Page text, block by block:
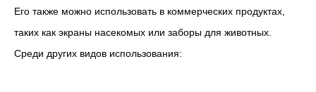
Его также можно использовать в коммерческих продуктах,
таких как экраны насекомых или заборы для животных.
Среди других видов использования: